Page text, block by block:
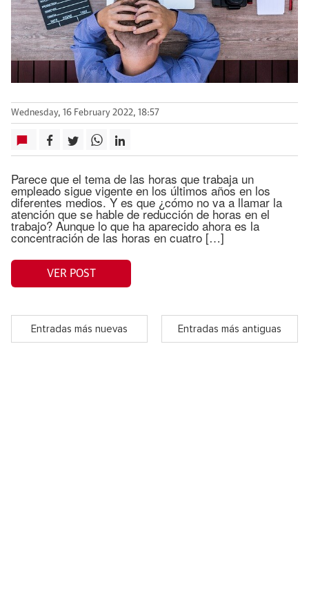
Wednesday, 16 February 2022, 18:57
Parece que el tema de las horas que trabaja un
empleado sigue vigente en los últimos años en los
diferentes medios. Y es que ¿cómo no va a llamar la
atención que se hable de reducción de horas en el
trabajo? Aunque lo que ha aparecido ahora es la
concentración de las horas en cuatro […]
VER POST
Entradas más nuevas Entradas más antiguas